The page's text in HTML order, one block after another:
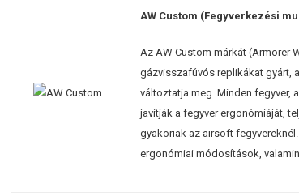
AW Custom (Fegyverkezési
Az AW Custom márkát (Armorer
gázvisszafúvós replikákat gyárt,
változtatja meg. Minden fegyver,
javítják a fegyver ergonómiáját,
gyakoriak az airsoft
ergonómiai módosítások,